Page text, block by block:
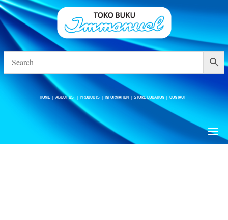
ABOUT US |STORE LOCATION
HOME |ABOUT US |PRODUCTS |INFORMATION |STORE LOCATION |CONTACT